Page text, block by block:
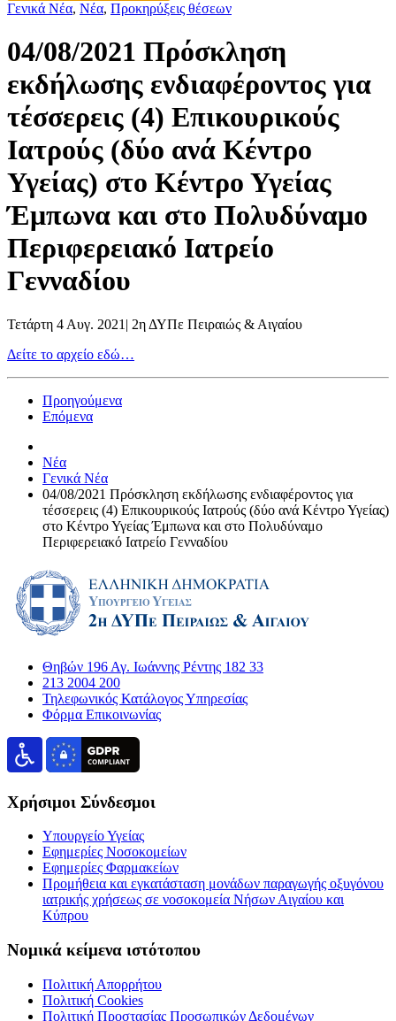
Γενικά Νέα, Νέα, Προκηρύξεις θέσεων
04/08/2021 Πρόσκληση
εκδήλωσης ενδιαφέροντος για
τέσσερεις (4) Επικουρικούς
Ιατρούς (δύο ανά Κέντρο
Υγείας) στο Κέντρο Υγείας
Έμπωνα και στο Πολυδύναμο
Περιφερειακό Ιατρείο
Γενναδίου
Τετάρτη 4 Αυγ. 2021 | 2η ΔΥΠε Πειραιώς & Αιγαίου
Δείτε το αρχείο εδώ…
Προηγούμενα
Επόμενα
Νέα
Γενικά Νέα
04/08/2021 Πρόσκληση εκδήλωσης ενδιαφέροντος για
τέσσερεις (4) Επικουρικούς Ιατρούς (δύο ανά Κέντρο Υγείας)
στο Κέντρο Υγείας Έμπωνα και στο Πολυδύναμο
Περιφερειακό Ιατρείο Γενναδίου
Θηβών 196 Αγ. Ιωάννης Ρέντης 182 33
213 2004 200
Τηλεφωνικός Κατάλογος Υπηρεσίας
Φόρμα Επικοινωνίας
Χρήσιμοι Σύνδεσμοι
Υπουργείο Υγείας
Εφημερίες Νοσοκομείων
Εφημερίες Φαρμακείων
Προμήθεια και εγκατάσταση μονάδων παραγωγής οξυγόνου
ιατρικής χρήσεως σε νοσοκομεία Νήσων Αιγαίου και
Κύπρου
Νομικά κείμενα ιστότοπου
Πολιτική Απορρήτου
Πολιτική Cookies
Πολιτική Προστασίας Προσωπικών Δεδομένων